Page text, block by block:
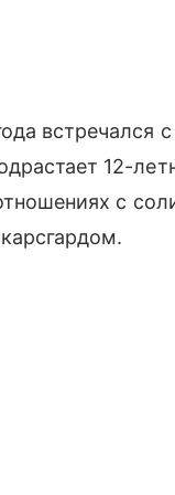
встречался
12-
с